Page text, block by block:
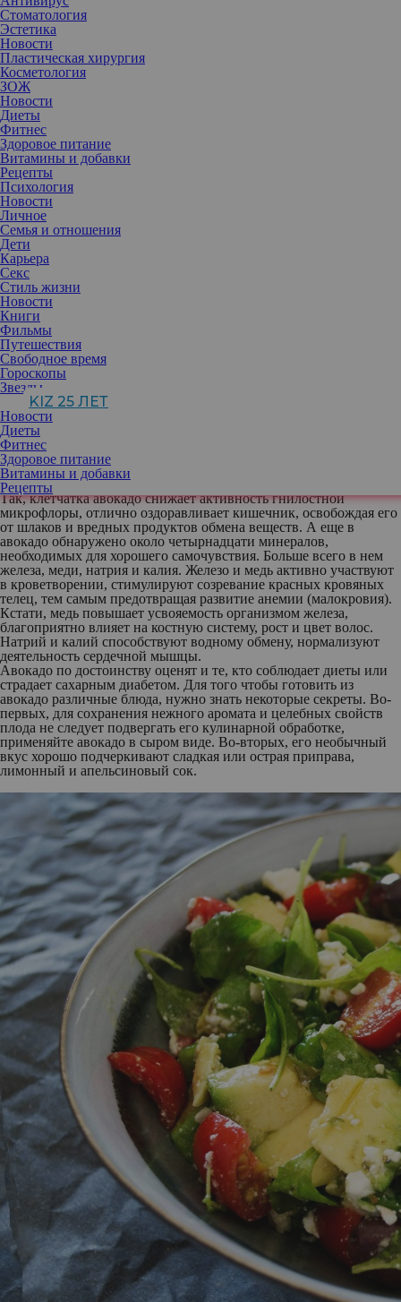
Стоматология
Эстетика
Новости
Пластическая хирургия
Косметология
ЗОЖ
Новости
Диеты
Фитнес
Здоровое питание
Витамины и добавки
Рецепты
Психология
Новости
Личное
Семья и отношения
Дети
Карьера
Секс
Стиль жизни
Новости
Книги
Фильмы
Путешествия
Свободное время
Гороскопы
Звезды
KIZ 25 ЛЕТ
Новости
Диеты
Фитнес
Здоровое питание
Витамины и добавки
Рецепты
Изысканным вкусом авокадо восхищались еще древние ацтеки‚
майя и инки. На сегодняшний день существует более четырехсот
различных сортов этого плода: одни имеют гладкую зеленую
кожицу‚ другие одеты в грубый темный панцирь. Спелые
авокадо необыкновенно сочны‚ а по вкусу напоминают орехи.
Чем полезен авокадо
Созревший плод богат полезными ненасыщенными жирными
кислотами, которые легко усваиваются, нормализуют обмен
холестерина, благоприятно влияют на сердечно-сосудистую
систему. Как утверждают современные ученые, недостаток в
организме этих незаменимых пищевых веществ является одной
из основных причин нарушения обмена холестерина и развития
атеросклероза. Достаточно ввести авокадо в ваш рацион, чтобы
избежать проблем с сердцем.
Незаменим заморский плод и для желудочно-кишечного тракта.
Так, клетчатка авокадо снижает активность гнилостной
микрофлоры, отлично оздоравливает кишечник, освобождая его
от шлаков и вредных продуктов обмена веществ. А еще в
авокадо обнаружено около четырнадцати минералов,
необходимых для хорошего самочувствия. Больше всего в нем
железа, меди, натрия и калия. Железо и медь активно участвуют
в кроветворении, стимулируют созревание красных кровяных
телец, тем самым предотвращая развитие анемии (малокровия).
Кстати, медь повышает усвояемость организмом железа,
благоприятно влияет на костную систему, рост и цвет волос.
Натрий и калий способствуют водному обмену, нормализуют
деятельность сердечной мышцы.
Авокадо по достоинству оценят и те, кто соблюдает диеты или
страдает сахарным диабетом. Для того чтобы готовить из
авокадо различные блюда, нужно знать некоторые секреты. Во-
первых, для сохранения нежного аромата и целебных свойств
плода не следует подвергать его кулинарной обработке,
применяйте авокадо в сыром виде. Во-вторых, его необычный
вкус хорошо подчеркивают сладкая или острая приправа,
лимонный и апельсиновый сок.